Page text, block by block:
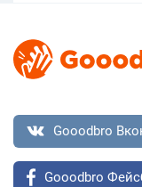
Gooodbro
Gooodbro